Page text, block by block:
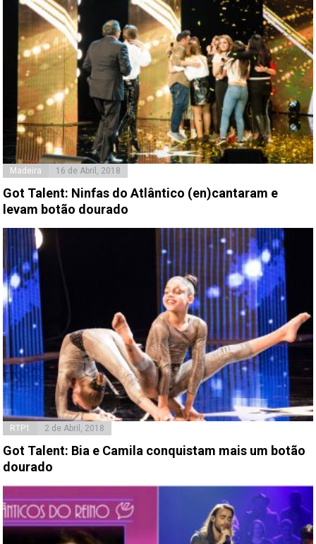
Madeira 16 de Abril, 2018
Got Talent: Ninfas do Atlântico (en)cantaram e
levam botão dourado
RTP1 2 de Abril, 2018
Got Talent: Bia e Camila conquistam mais um botão
dourado